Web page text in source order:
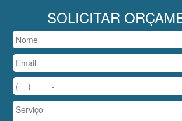
SOLICITAR